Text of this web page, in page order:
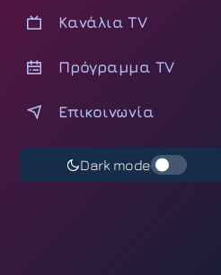
Κανάλια TV
Πρόγραμμα TV
Επικοινωνία
Dark mode